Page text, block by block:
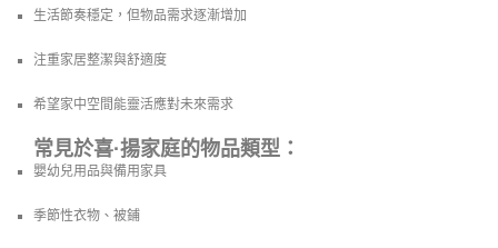
生活節奏穩定，但物品需求逐漸增加
注重家居整潔與舒適度
希望家中空間能靈活應對未來需求
常見於喜·揚家庭的物品類型：
嬰幼兒用品與備用家具
季節性衣物、被鋪